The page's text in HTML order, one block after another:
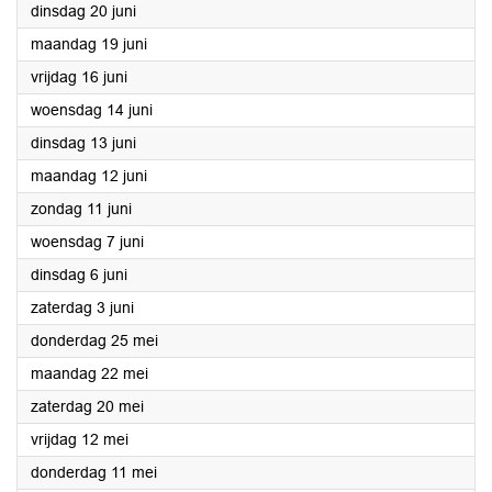
dinsdag 20 juni2023
maandag 19 juni2023
vrijdag 16 juni2023
woensdag 14 juni2023
dinsdag 13 juni2023
maandag 12 juni2023
zondag 11 juni2023
woensdag 7 juni2023
dinsdag 6 juni2023
zaterdag 3 juni2023
donderdag 25 mei2023
maandag 22 mei2023
zaterdag 20 mei2023
vrijdag 12 mei2023
donderdag 11 mei2023